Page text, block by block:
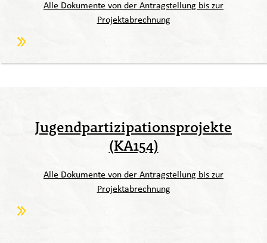
Alle Dokumente von der Antragstellung bis zur
Projektabrechnung
Jugendpartizipationsprojekte
(KA154)
Alle Dokumente von der Antragstellung bis zur
Projektabrechnung